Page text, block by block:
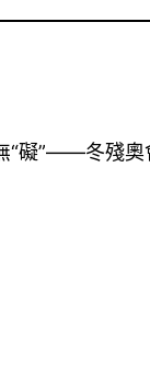
礙”——冬殘奧